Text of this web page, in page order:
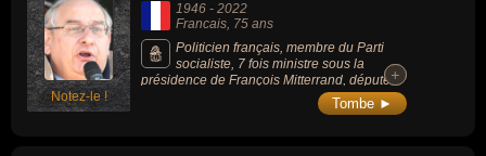
Notez-le !
1946 - 2022
Francais, 75 ans
Politicien français, membre du Parti
socialiste, 7 fois ministre sous la
présidence de François Mitterrand, député
puis sénateur du Nord, il est maire de
Dunkerque pendant 25 ans (1989-2014).
+
+
Tombe ►